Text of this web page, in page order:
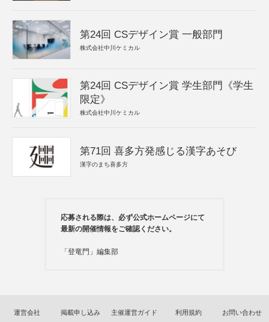
第24回 CSデザイン賞 一般部門
株式会社中川ケミカル
第24回 CSデザイン賞 学生部門《学生
限定》
株式会社中川ケミカル
第71回 喜多方発感じる漢字あそび
漢字のまち喜多方
応募される際は、必ず公式ホームページにて
最新の開催情報をご確認ください。
「登竜門」編集部
運営会社 掲載申し込み 主催運営ガイド 利用規約 お問い合わせ